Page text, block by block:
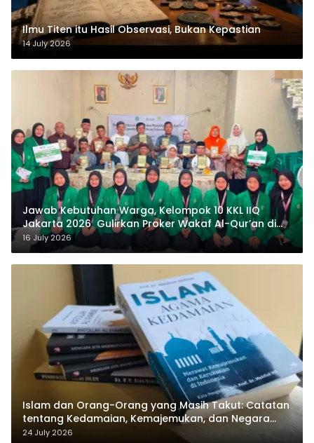
Ilmu Titen itu Hasil Observasi, Bukan Kepastian
14 July 2026
Jawab Kebutuhan Warga, Kelompok 10 KKL IIQ
Jakarta 2026 Gulirkan Proker Wakaf Al-Qur’an di
Sukamanah
16 July 2026
Islam dan Orang-Orang yang Masih Takut: Catatan
tentang Kedamaian, Kemajemukan, dan Negara
dalam Pemikiran Masykuri Abdillah
24 July 2026